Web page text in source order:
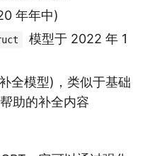
年年中)
模型于 2022 年 1
全模型)，类似于基础
助的补全内容